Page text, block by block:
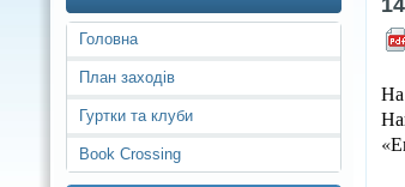
Головна
План заходів
Гуртки та клуби
Book Crossing